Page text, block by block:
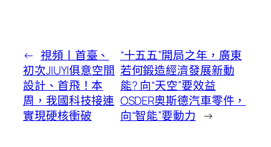
← 視頻丨首臺、
初次JIUYI俱意空間
設計、首飛！本
周，我國科技接連
實現硬核衝破
“十五五”開局之年，廣東
若何鍛造經濟發展新動
能? 向“天空”要效益
OSDER奧斯德汽車零件，
向“智能”要動力 →